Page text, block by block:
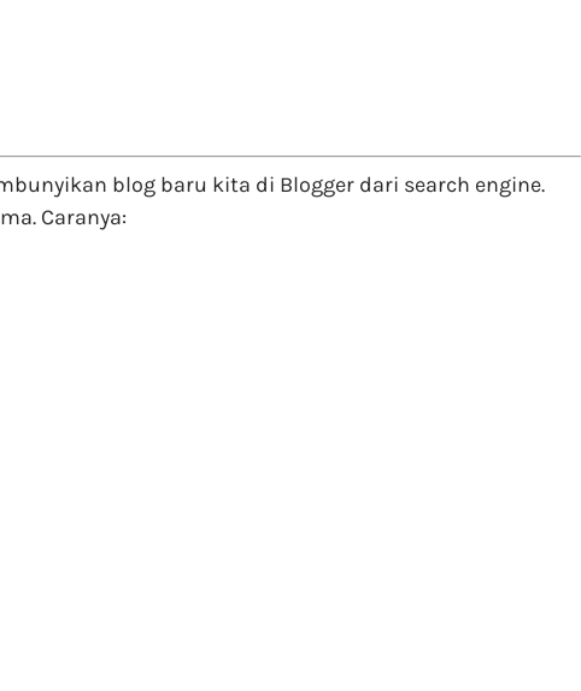
blog baru kita di Blogger dari search engine.
Caranya: